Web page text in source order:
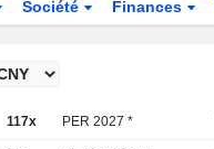
Société Finances
117x PER 2027 *